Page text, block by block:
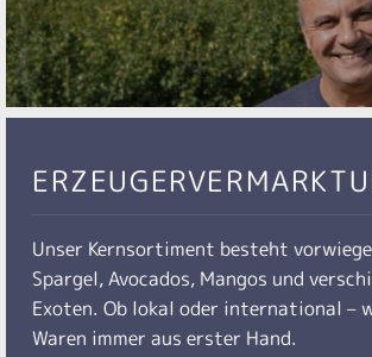
Unser Kernsortiment besteht
Spargel, Avocados, Mangos und
Exoten. Ob lokal oder international –
Waren immer aus erster Hand.